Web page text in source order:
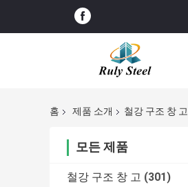
홈 제품 소개 철강 구조 창 고
모든 제품
철강 구조 창 고 (301)